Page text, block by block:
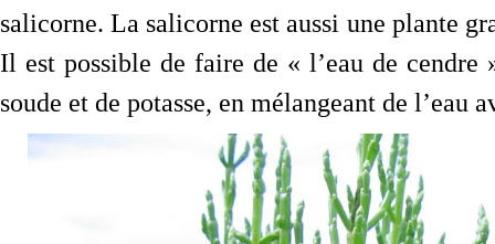
salicorne. La salicorne est aussi une plante
Il est possible de faire de « l’eau de
soude et de potasse, en mélangeant de